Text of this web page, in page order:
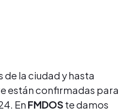
la ciudad y hasta
están confirmadas para
EnFMDOS te damos